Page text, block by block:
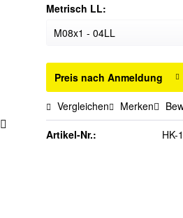
Metrisch LL:
Preis nach Anmeldung
Vergleichen Merken
Artikel-Nr.: HK-